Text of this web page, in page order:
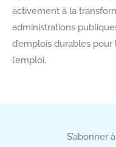
activement à la
administrations
d’emplois durables
l’emploi.
S’abonner